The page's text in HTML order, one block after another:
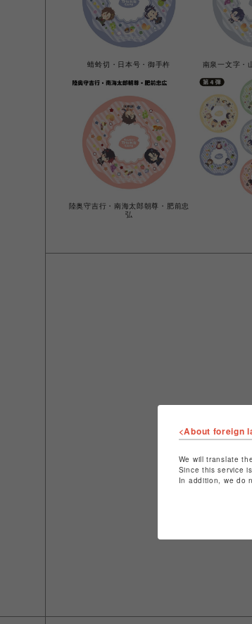
蜻蛉切・日本号・御手杵 南泉一文字・
陸奥守吉行・南海太郎朝尊・肥前忠
弘
<About foreign
We will translate
Since this service
In addition, we do